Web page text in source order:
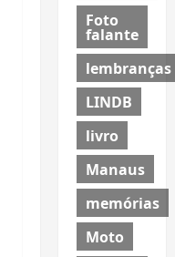
Foto
falante
lembranças
LINDB
livro
Manaus
memórias
Moto